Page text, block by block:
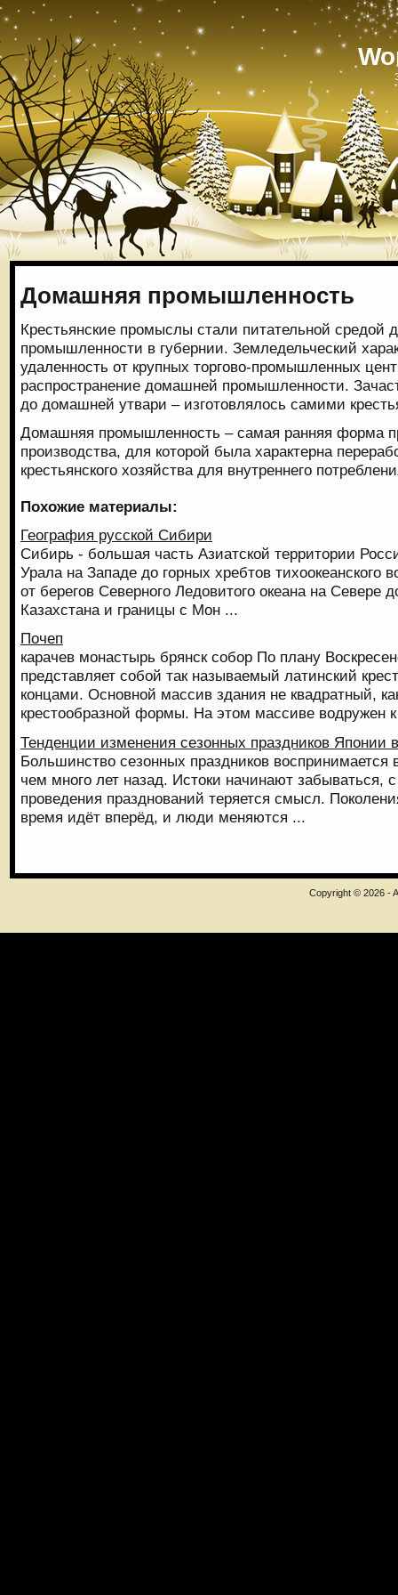
Домашняя промышленность
Крестьянские промыслы стали питательной средой
промышленности в губернии. Земледельческий
удаленность от крупных торгово-промышленных
распространение домашней промышленности.
до домашней утвари – изготовлялось самими
Домашняя промышленность – самая ранняя форма
производства, для которой была характерна
крестьянского хозяйства для внутреннего
Похожие материалы:
География русской Сибири
Сибирь - большая часть Азиатской территории
Урала на Западе до горных хребтов тихоокеанского
от берегов Северного Ледовитого океана на Севере
Казахстана и границы с Мон ...
Почеп
карачев монастырь брянск собор По плану
представляет собой так называемый латинский
концами. Основной массив здания не квадратный,
крестообразной формы. На этом массиве водружен
Тенденции изменения сезонных праздников Японии
Большинство сезонных праздников
чем много лет назад. Истоки начинают забываться,
проведения празднований теряется смысл.
время идёт вперёд, и люди меняются ...
Copyright © 2026 -